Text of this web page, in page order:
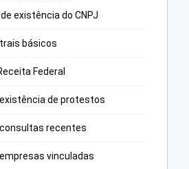
existência do CNPJ
básicos
Federal
de protestos
recentes
vinculadas